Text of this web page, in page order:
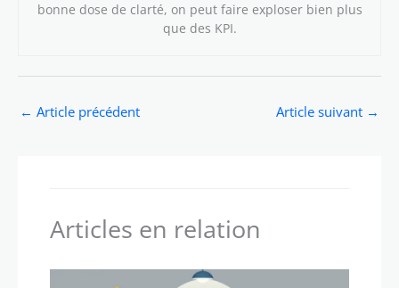
bonne dose de clarté, on peut faire exploser bien plus
que des KPI.
← Article précédent Article suivant →
Articles en relation